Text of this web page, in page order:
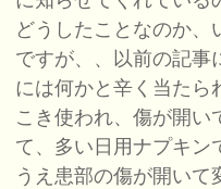
どうしたことなのか
ですが、、以前の記事
には何かと辛く当たら
こき使われ、傷が開い
て、多い日用ナプキン
うえ患部の傷が開いて